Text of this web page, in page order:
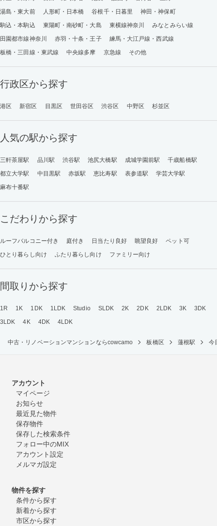
湯島・東大前
人形町・日本橋 谷根千・日暮里
神田・神保町
駒込・本駒込
東陽町・南砂町・大島 東横線神奈川
みなとみらい線
田園都市線神奈川
赤羽・十条・王子
練馬・大江戸線・西武線
板橋・三田線・東武線
中央線多摩 京急線 その他
行政区から探す
港区 新宿区 目黒区 世田谷区 渋谷区 中野区 杉並区
人気の駅から探す
三軒茶屋駅 品川駅 渋谷駅 池尻大橋駅 成城学園前駅
千歳船橋駅
都立大学駅
中目黒駅 赤坂駅 恵比寿駅 表参道駅
学芸大学駅
麻布十番駅
こだわりから探す
ルーフバルコニー付き 庭付き 日当たり良好 眺望良好
ペット可
ひとり暮らし向け
ふたり暮らし向け ファミリー向け
間取りから探す
1R 1K 1DK 1LDK Studio SLDK 2K 2DK 2LDK 3K
3DK
3LDK
4K 4DK 4LDK
中古・リノベーションマンションならcowcamo 板橋区 蓮根駅 今
アカウント
マイページ
お知らせ
最近見た物件
保存物件
保存した検索条件
フォロー中のMIX
アカウント設定
メルマガ設定
物件を探す
条件から探す
新着から探す
市区から探す